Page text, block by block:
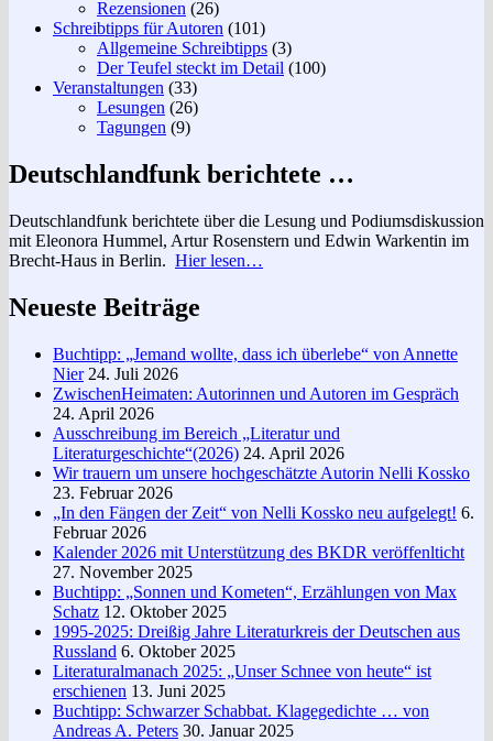
Rezensionen (26)
Schreibtipps für Autoren (101)
Allgemeine Schreibtipps (3)
Der Teufel steckt im Detail (100)
Veranstaltungen (33)
Lesungen (26)
Tagungen (9)
Deutschlandfunk berichtete …
Deutschlandfunk berichtete über die Lesung und Podiumsdiskussion
mit Eleonora Hummel, Artur Rosenstern und Edwin Warkentin im
Brecht-Haus in Berlin. Hier lesen…
Neueste Beiträge
Buchtipp: „Jemand wollte, dass ich überlebe“ von Annette
Nier 24. Juli 2026
ZwischenHeimaten: Autorinnen und Autoren im Gespräch
24. April 2026
Ausschreibung im Bereich „Literatur und
Literaturgeschichte“(2026) 24. April 2026
Wir trauern um unsere hochgeschätzte Autorin Nelli Kossko
23. Februar 2026
„In den Fängen der Zeit“ von Nelli Kossko neu aufgelegt! 6.
Februar 2026
Kalender 2026 mit Unterstützung des BKDR veröffenlticht
27. November 2025
Buchtipp: „Sonnen und Kometen“, Erzählungen von Max
Schatz 12. Oktober 2025
1995-2025: Dreißig Jahre Literaturkreis der Deutschen aus
Russland 6. Oktober 2025
Literaturalmanach 2025: „Unser Schnee von heute“ ist
erschienen 13. Juni 2025
Buchtipp: Schwarzer Schabbat. Klagegedichte … von
Andreas A. Peters 30. Januar 2025